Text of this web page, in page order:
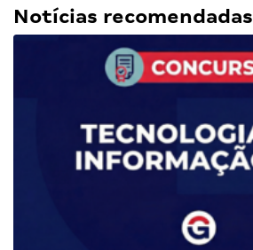
Notícias recomendadas